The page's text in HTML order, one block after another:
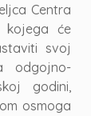
Centra
kojega će
svoj
odgojno-
godini,
osmoga